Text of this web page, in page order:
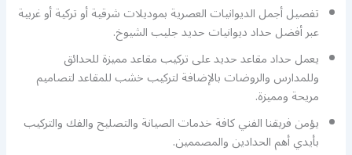
تفصيل أجمل الديوانيات العصرية بموديلات شرقية أو تركية أو غربية
عبر أفضل حداد ديوانيات حديد جليب الشيوخ.
يعمل حداد مقاعد حديد على تركيب مقاعد مميزة للحدائق
وللمدارس والروضات بالإضافة لتركيب خشب للمقاعد لتصاميم
مريحة ومميزة.
يؤمن فريقنا الفني كافة خدمات الصيانة والتصليح والفك والتركيب
بأيدي أهم الحدادين والمصممين.